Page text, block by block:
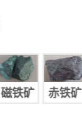
磁铁矿 赤铁矿